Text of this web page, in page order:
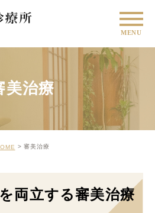
MENU
美治療
審美治療
両立する審美治療